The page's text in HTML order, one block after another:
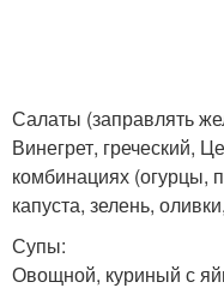
Салаты (заправлять
Винегрет, греческий,
комбинациях (огурцы,
капуста, зелень,
Супы:
Овощной, куриный с